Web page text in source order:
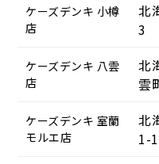
ケーズデンキ 小樽
店
北
3
ケーズデンキ 八雲
店
北
雲
ケーズデンキ 室蘭
モルエ店
北
1-